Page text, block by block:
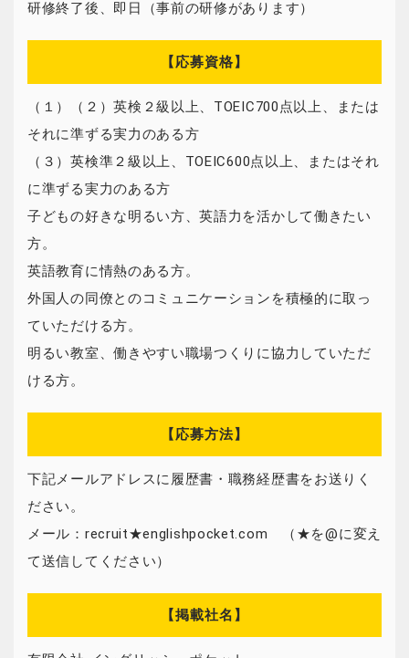
研修終了後、即日（事前の研修があります）
【応募資格】
（１）（２）英検２級以上、TOEIC700点以上、または
それに準ずる実力のある方
（３）英検準２級以上、TOEIC600点以上、またはそれ
に準ずる実力のある方
子どもの好きな明るい方、英語力を活かして働きたい
方。
英語教育に情熱のある方。
外国人の同僚とのコミュニケーションを積極的に取っ
ていただける方。
明るい教室、働きやすい職場つくりに協力していただ
ける方。
【応募方法】
下記メールアドレスに履歴書・職務経歴書をお送りく
ださい。
メール：recruit★englishpocket.com （★を@に変え
て送信してください）
【掲載社名】